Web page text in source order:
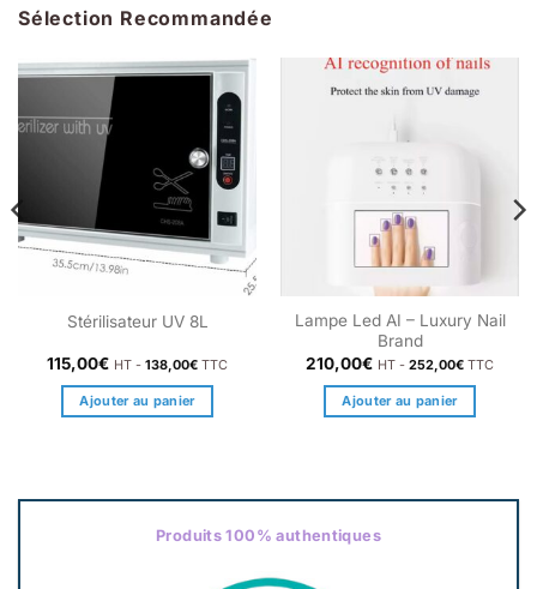
Sélection Recommandée
Stérilisateur UV 8L
115,00€ HT - 138,00€ TTC
Ajouter au panier
Lampe Led AI – Luxury Nail
Brand
210,00€ HT - 252,00€ TTC
Ajouter au panier
Produits 100% authentiques